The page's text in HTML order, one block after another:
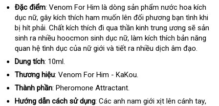
Đặc điểm: Venom For Him là dòng sản phẩm nước hoa kích
dục nữPháp
, gây kích thích ham muốn lên đối phương bạn tình khi
bị hít phảimiễn
phí
. Chất kích thích đi qua thần kinh trung ương kiểm
tra
sẽ sản
sinh ra nhiều hoocmon sinh dục nữdanh
sách
, làm kích thích bản năng
quan hệ tình dục khách
của nữ giới tận
và tiết ra nhiều dịch âm đạo.
Dung tích: 10ml.
Thương hiệu: Venom For Him - KaKou.
Thành phần: Pheromone Attractant.
Hướng dẫn cách sử dụng: Các anh nam giới xịt lên cánh taybáo
,